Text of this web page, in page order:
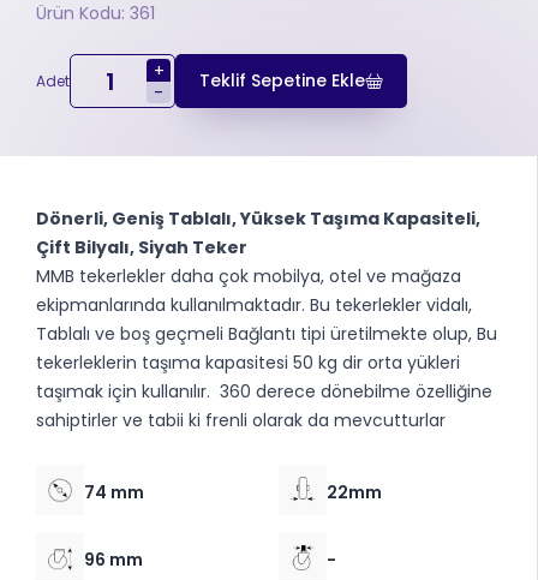
Ürün Kodu: 361
Adet
+
-
Teklif Sepetine Ekle
Dönerli, Geniş Tablalı, Yüksek Taşıma Kapasiteli,
Çift Bilyalı, Siyah Teker
MMB tekerlekler daha çok mobilya, otel ve mağaza
ekipmanlarında kullanılmaktadır. Bu tekerlekler vidalı,
Tablalı ve boş geçmeli Bağlantı tipi üretilmekte olup, Bu
tekerleklerin taşıma kapasitesi 50 kg dir orta yükleri
taşımak için kullanılır. 360 derece dönebilme özelliğine
sahiptirler ve tabii ki frenli olarak da mevcutturlar
74 mm 22mm
96 mm -